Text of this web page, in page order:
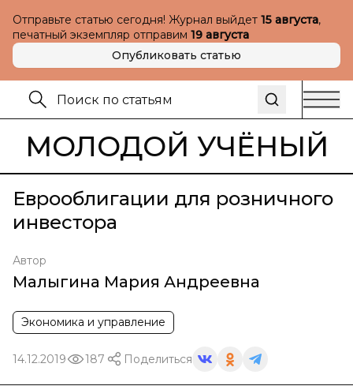
Отправьте статью сегодня! Журнал выйдет 15 августа,
печатный экземпляр отправим 19 августа
Опубликовать статью
МОЛОДОЙ УЧЁНЫЙ
Еврооблигации для розничного
инвестора
Автор
Малыгина Мария Андреевна
Экономика и управление
14.12.2019 187 Поделиться